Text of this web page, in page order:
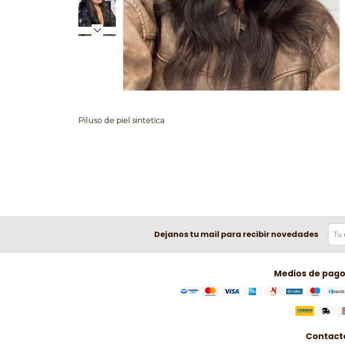
Piluso de piel sintetica
Dejanos tu mail para recibir novedades
Medios de